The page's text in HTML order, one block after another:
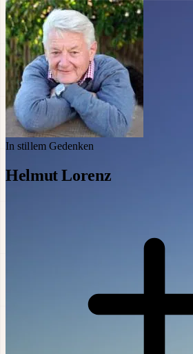
In stillem Gedenken
Helmut Lorenz